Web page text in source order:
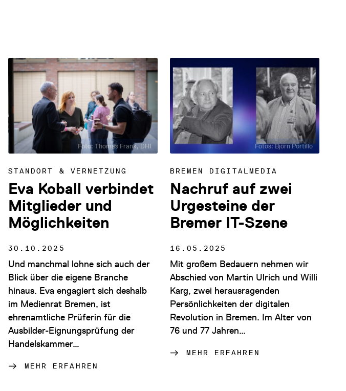
Foto: Thomas Frank, DHI
STANDORT & VERNETZUNG
Eva Koball verbindet
Mitglieder und
Möglichkeiten
30.10.2025
Und manchmal lohne sich auch der
Blick über die eigene Branche
hinaus. Eva engagiert sich deshalb
im Medienrat Bremen, ist
ehrenamtliche Prüferin für die
Ausbilder-Eignungsprüfung der
Handelskammer…
MEHR ERFAHREN
Fotos: Björn Portillo
BREMEN DIGITALMEDIA
Nachruf auf zwei
Urgesteine der
Bremer IT-Szene
16.05.2025
Mit großem Bedauern nehmen wir
Abschied von Martin Ulrich und Willi
Karg, zwei herausragenden
Persönlichkeiten der digitalen
Revolution in Bremen. Im Alter von
76 und 77 Jahren…
MEHR ERFAHREN